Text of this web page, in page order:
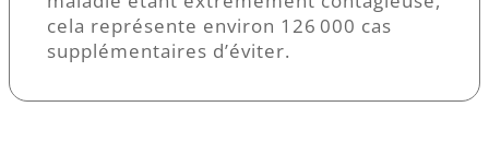
cela représente environ 126 000 cas
supplémentaires d’éviter.